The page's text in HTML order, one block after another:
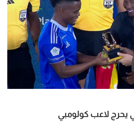
يحرج لاعب كولومبي